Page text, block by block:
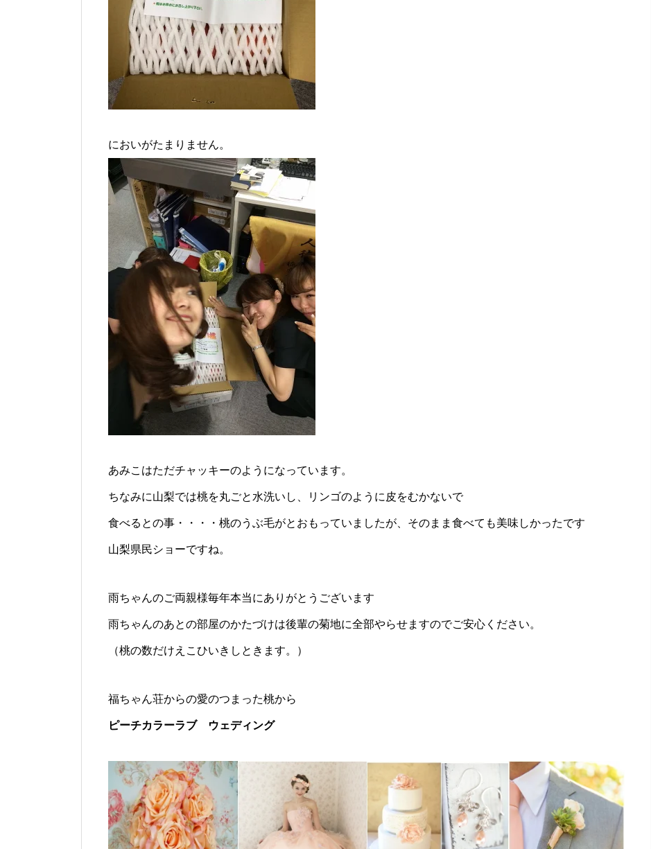
においがたまりません。
あみこはただチャッキーのようになっています。
ちなみに山梨では桃を丸ごと水洗いし、リンゴのように皮をむかないで
食べるとの事・・・・桃のうぶ毛がとおもっていましたが、そのまま食べても美味しかったです
山梨県民ショーですね。
雨ちゃんのご両親様毎年本当にありがとうございます
雨ちゃんのあとの部屋のかたづけは後輩の菊地に全部やらせますのでご安心ください。
（桃の数だけえこひいきしときます。）
福ちゃん荘からの愛のつまった桃から
ピーチカラーラブ ウェディング